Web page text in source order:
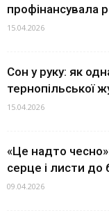
профінансувала
15.04.2026
Сон у руку: як
тернопільської
15.04.2026
«Це надто
серце і листи до
09.04.2026